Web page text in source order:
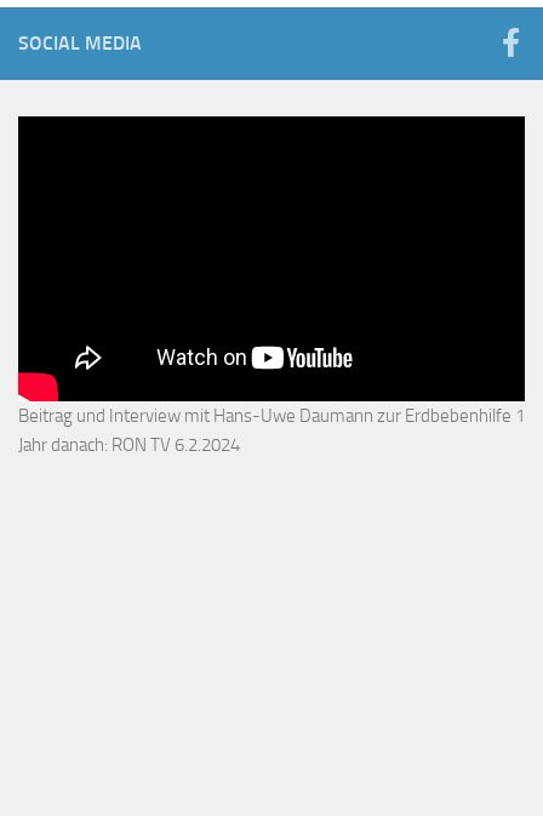
SOCIAL MEDIA
Beitrag und Interview mit Hans-Uwe Daumann zur Erdbebenhilfe 1
Jahr danach: RON TV 6.2.2024